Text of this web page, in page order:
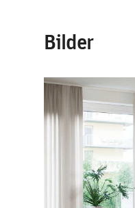
Bilder